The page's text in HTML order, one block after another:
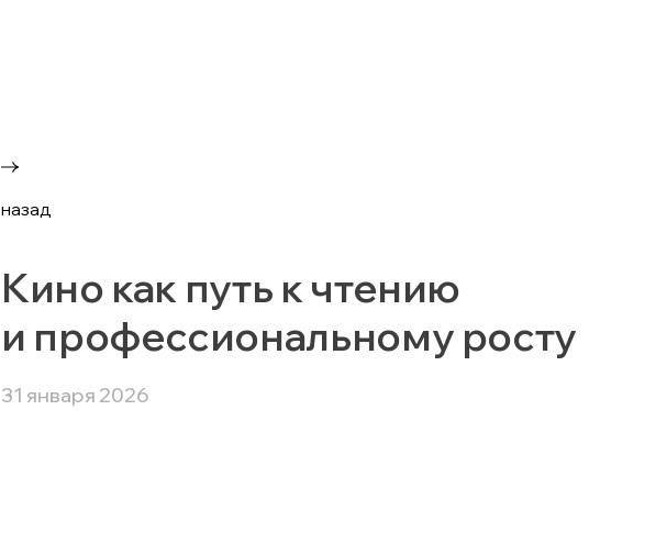
назад
Кино как путь к чтению
и профессиональному росту
31 января 2026